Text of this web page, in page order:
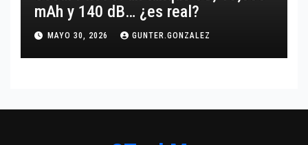
mAh y 140 dB… ¿es real?
MAYO 30, 2026 GUNTER.GONZALEZ